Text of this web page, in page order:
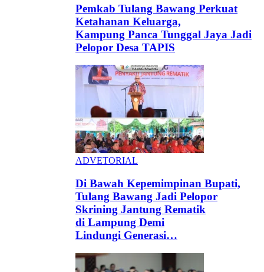
Pemkab Tulang Bawang Perkuat
Ketahanan Keluarga,
Kampung Panca Tunggal Jaya Jadi
Pelopor Desa TAPIS
ADVETORIAL
Di Bawah Kepemimpinan Bupati,
Tulang Bawang Jadi Pelopor
Skrining Jantung Rematik
di Lampung Demi
Lindungi Generasi…